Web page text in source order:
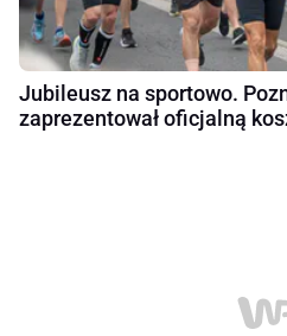
Jubileusz na sportowo.
zaprezentował oficjalną